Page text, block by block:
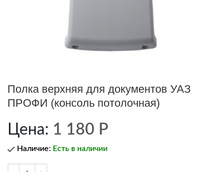
Полка верхняя для документов УАЗ
ПРОФИ (консоль потолочная)
Цена: 1 180 Р
Наличие: Есть в наличии